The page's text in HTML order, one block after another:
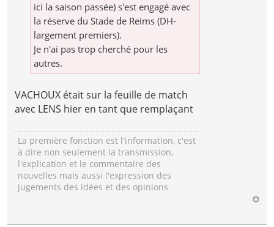
ici la saison passée) s'est engagé avec
la réserve du Stade de Reims (DH-
largement premiers).
Je n'ai pas trop cherché pour les
autres.
VACHOUX était sur la feuille de match
avec LENS hier en tant que remplaçant
La première fonction est l'information, c'est
à dire non seulement la transmission,
l'explication et le commentaire des
nouvelles mais aussi l'expression des
jugements des idées et des opinions